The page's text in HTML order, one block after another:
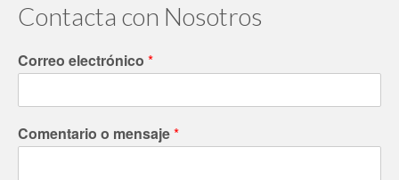
Contacta con Nosotros
Correo electrónico *
Comentario o mensaje*